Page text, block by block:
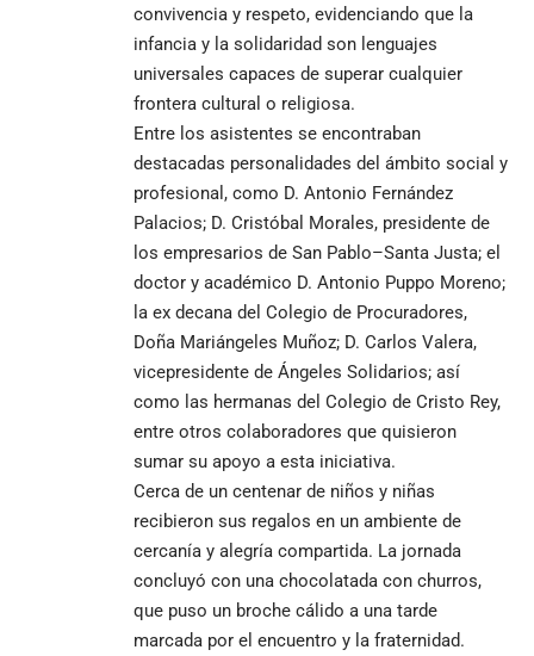
convivencia y respeto, evidenciando que la
infancia y la solidaridad son lenguajes
universales capaces de superar cualquier
frontera cultural o religiosa.
Entre los asistentes se encontraban
destacadas personalidades del ámbito social y
profesional, como D. Antonio Fernández
Palacios; D. Cristóbal Morales, presidente de
los empresarios de San Pablo–Santa Justa; el
doctor y académico D. Antonio Puppo Moreno;
la ex decana del Colegio de Procuradores,
Doña Mariángeles Muñoz; D. Carlos Valera,
vicepresidente de Ángeles Solidarios; así
como las hermanas del Colegio de Cristo Rey,
entre otros colaboradores que quisieron
sumar su apoyo a esta iniciativa.
Cerca de un centenar de niños y niñas
recibieron sus regalos en un ambiente de
cercanía y alegría compartida. La jornada
concluyó con una chocolatada con churros,
que puso un broche cálido a una tarde
marcada por el encuentro y la fraternidad.